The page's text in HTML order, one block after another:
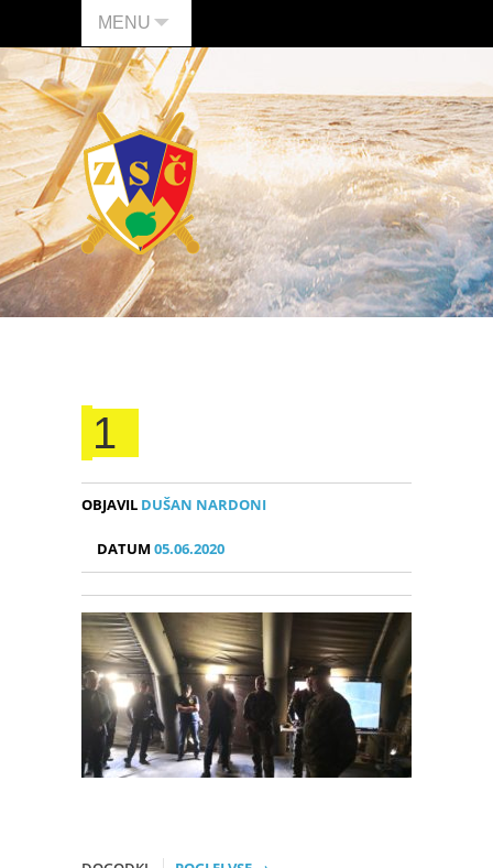
MENU
1
OBJAVIL DUŠAN NARDONI
DATUM05.06.2020